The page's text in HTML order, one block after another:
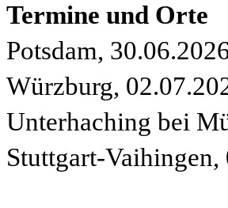
Termine und Orte
Potsdam,
Würzburg,
Unterhaching bei
Stuttgart-Vaihingen,